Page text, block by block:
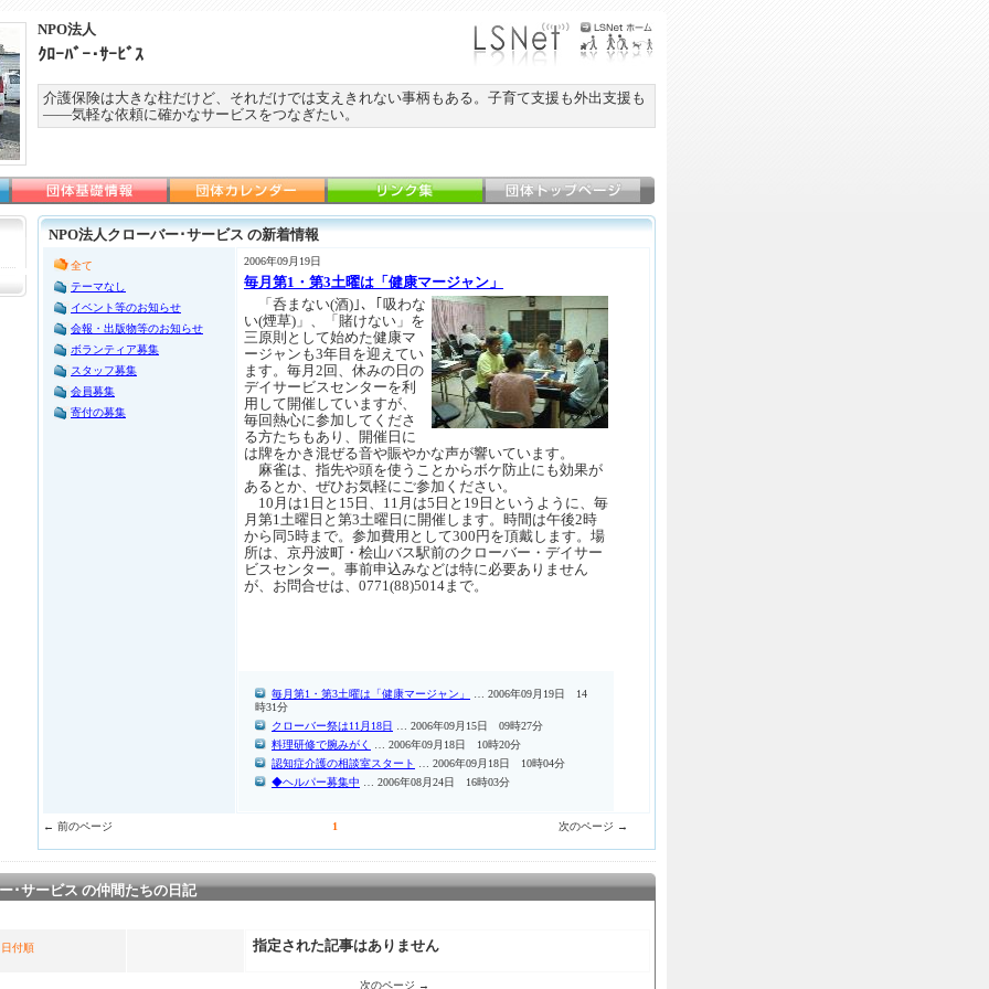
NPO法人
ｸﾛｰﾊﾞｰ･ｻｰﾋﾞｽ
介護保険は大きな柱だけど、それだけでは支えきれない事柄もある。子育て支援も外出支援も
――気軽な依頼に確かなサービスをつなぎたい。
NPO法人クローバー･サービス の新着情報
全て
テーマなし
イベント等のお知らせ
会報・出版物等のお知らせ
ボランティア募集
スタッフ募集
会員募集
寄付の募集
2006年09月19日
毎月第1・第3土曜は「健康マージャン」
「呑まない(酒)｣、｢吸わな
い(煙草)」、「賭けない」を
三原則として始めた健康マ
ージャンも3年目を迎えてい
ます。毎月2回、休みの日の
デイサービスセンターを利
用して開催していますが、
毎回熱心に参加してくださ
る方たちもあり、開催日に
は牌をかき混ぜる音や賑やかな声が響いています。
麻雀は、指先や頭を使うことからボケ防止にも効果が
あるとか、ぜひお気軽にご参加ください。
10月は1日と15日、11月は5日と19日というように、毎
月第1土曜日と第3土曜日に開催します。時間は午後2時
から同5時まで。参加費用として300円を頂戴します。場
所は、京丹波町・桧山バス駅前のクローバー・デイサー
ビスセンター。事前申込みなどは特に必要ありません
が、お問合せは、0771(88)5014まで。
毎月第1・第3土曜は「健康マージャン」
… 2006年09月19日 14
時31分
クローバー祭は11月18日
… 2006年09月15日 09時27分
料理研修で腕みがく
… 2006年09月18日 10時20分
認知症介護の相談室スタート
… 2006年09月18日 10時04分
◆ヘルパー募集中 … 2006年08月24日 16時03分
← 前のページ 1 次のページ →
･サービス の仲間たちの日記
日付順 指定された記事はありません
次のページ →